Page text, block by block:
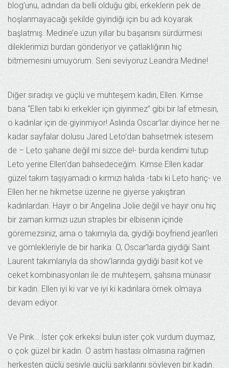
blog’unu, adından da belli olduğu gibi, erkeklerin pek de
hoşlanmayacağı şekilde giyindiği için bu adı koyarak
başlatmış. Medine’e uzun yıllar bu başarısını sürdürmesi
dileklerimizi burdan gönderiyor ve çatlaklığının hiç
bitmemesini umuyorum. Seni seviyoruz Leandra Medine!
Diğer sıradışı ve güçlü ve muhteşem kadın, Ellen. Kimse
bana “Ellen tabi ki erkekler için giyinmez” gibi bir laf etmesin,
o kadınlar için de giyinmiyor! Aslında Oscar’lar diyince her ne
kadar sayfalar dolusu Jared Leto’dan bahsetmek istesem
de – Leto şahane değil mi sizce de!- burda kendimi tutup
Leto yerine Ellen’dan bahsedeceğim. Kimse Ellen kadar
güzel takım taşıyamadı o kırmızı halıda -tabi ki Leto hariç- ve
Ellen her ne hikmetse üzerine ne giyerse yakıştıran
kadınlardan. Hayır o bir Angelina Jolie değil ve hayır onu hiç
bir zaman kırmızı uzun straples bir elbisenin içinde
göremezsiniz, ama o takımıyla da, giydiği boyfriend jean’leri
ve gömlekleriyle de bir harika. O, Oscar’larda giydiği Saint
Laurent takımlarıyla da show’larında giydiği basit kot ve
ceket kombinasyonları ile de muhteşem, şahsına münasır
bir kadın. Ellen iyi ki var ve iyi ki kadınlara örnek olmaya
devam ediyor.
Ve Pink… İster çok erkeksi bulun ister çok vurdum duymaz,
o çok güzel bir kadın. O astım hastası olmasına rağmen
herkesten güçlü sesiyle güçlü şarkılarını söyleyen bir kadın.